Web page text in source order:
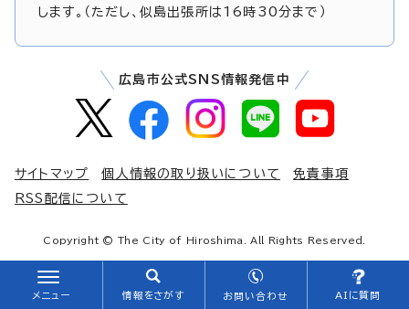
メニュー 情報をさがす お問い合わせ AIに質問
します。（ただし、似島出張所は16時30分まで）
広島市公式SNS情報発信中
サイトマップ 個人情報の取り扱いについて
免責事項
RSS配信について
Copyright © The City of Hiroshima. All Rights Reserved.